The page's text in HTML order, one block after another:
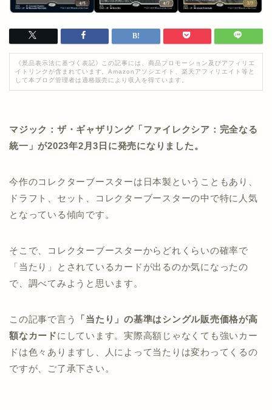
《景品表示法に基づく表記》この記事には、商品プロモーション及びアフィリエ
イトリンクが含まれています。Amazonアソシエイト、楽天アフィリエイト等と
して本ブログ管理者は適格販売により収入を得ています。
マジック：ザ・ギャザリング「ファイレクシア：完全なる
統一」が2023年2月3日に発売になりました。
今作のコレクターブースターは日本製ということもあり、
ドラフト、セット、コレクターブースターの中で特に人気
となっている傾向です。
そこで、コレクターブースターからどれくらいの確率で
「当たり」とされているカードが出るのか気になったの
で、調べてみようと思います。
この記事で言う
「当たり」の基準はシングル販売価格が高
額なカードにしています。実際高額じゃなくても強いカー
ドは色々ありますし、人によって当たりは変わってくるの
ですが、ご了承下さい。